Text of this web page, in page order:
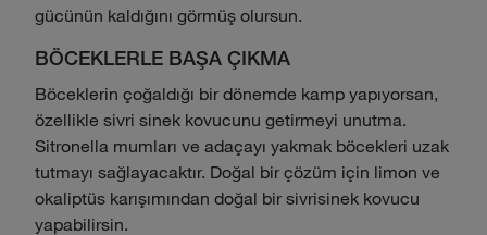
gücünün kaldığını görmüş olursun.
BÖCEKLERLE BAŞA ÇIKMA
Böceklerin çoğaldığı bir dönemde kamp yapıyorsan,
özellikle sivri sinek kovucunu getirmeyi unutma.
Sitronella mumları ve adaçayı yakmak böcekleri uzak
tutmayı sağlayacaktır. Doğal bir çözüm için limon ve
okaliptüs karışımından doğal bir sivrisinek kovucu
yapabilirsin.